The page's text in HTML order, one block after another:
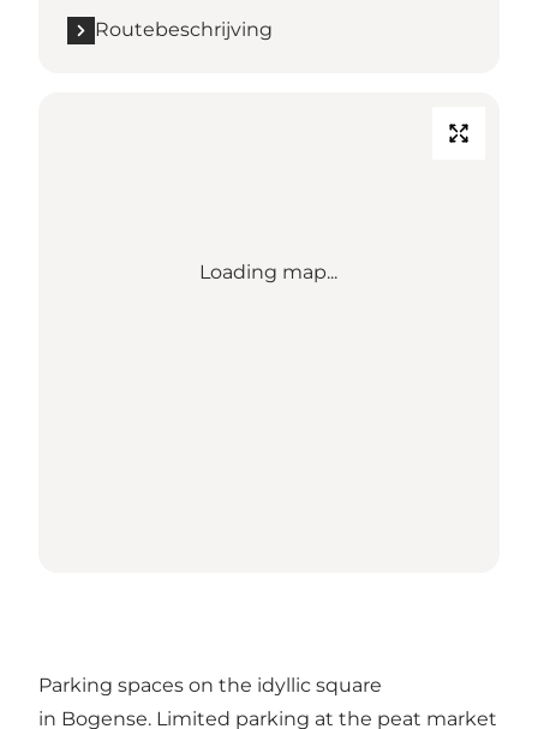
Routebeschrijving
Loading map...
Parking spaces on the idyllic square
in Bogense. Limited parking at the peat market